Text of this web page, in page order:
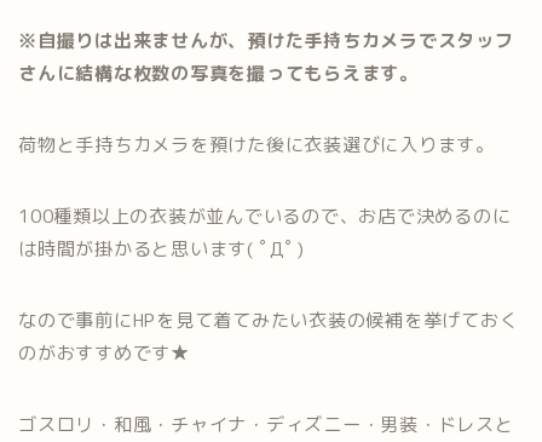
※自撮りは出来ませんが、預けた手持ちカメラでスタッフ
さんに結構な枚数の写真を撮ってもらえます。
荷物と手持ちカメラを預けた後に衣装選びに入ります。
100種類以上の衣装が並んでいるので、お店で決めるのに
は時間が掛かると思います( ﾟДﾟ)
なので事前にHPを見て着てみたい衣装の候補を挙げておく
のがおすすめです★
ゴスロリ・和風・チャイナ・ディズニー・男装・ドレスと